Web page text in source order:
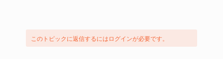
このトピックに返信するにはログインが必要です。